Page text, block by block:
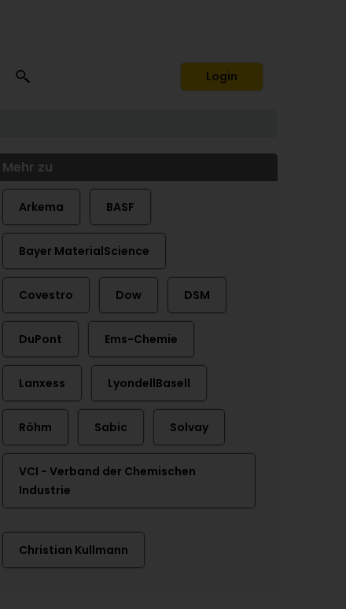
Login
Mehr zu
Arkema BASF
Bayer MaterialScience
Covestro Dow DSM
DuPont Ems-Chemie
Lanxess LyondellBasell
Röhm Sabic Solvay
VCI - Verband der Chemischen
Industrie
Christian Kullmann